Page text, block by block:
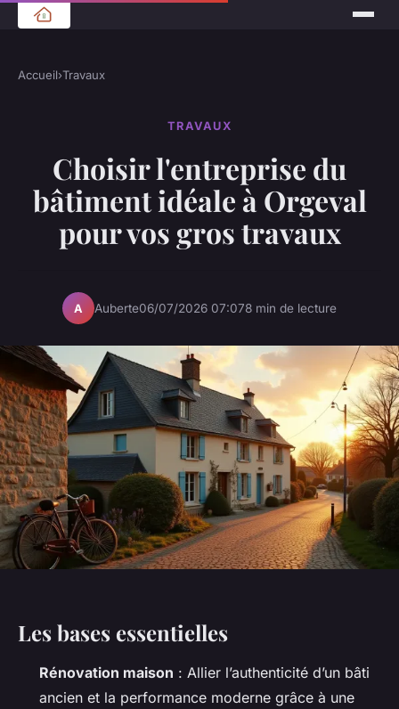
Accueil›Travaux
TRAVAUX
Choisir l'entreprise du
bâtiment idéale à Orgeval
pour vos gros travaux
A Auberte06/07/2026 07:078 min de lecture
Les bases essentielles
Rénovation maison : Allier l’authenticité d’un bâti
ancien et la performance moderne grâce à une